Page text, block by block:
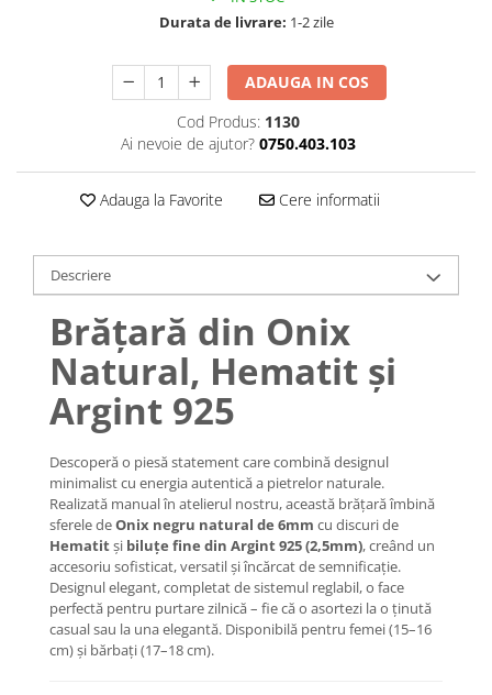
Lănțișoare cu Semilună
Lănțișoare cu Zodii
Lănțișoare cu Animale
Lănțișoare cu Molecule
Lănțișoare cu Pietre Naturale
Lănțișoare Argint Diverse
COLIERE CU PERLE
Coliere cu Perle Preciosa
COLIERE ȘNUR REGLABIL
Coliere cu Inimioare
Coliere cu Cruce
Coliere cu Stea
Coliere cu Soare
Coliere cu Zodii
Coliere cu Flori
Coliere cu Animale
Coliere cu Molecule
Coliere Diverse
BRĂȚĂRI
BRĂȚĂRI CU ȘNUR REGLABIL
Durata de livrare: 1-2 zile
ADAUGA IN COS
Cod Produs: 1130
Ai nevoie de ajutor? 0750.403.103
Adauga la Favorite Cere informatii
Descriere
Brățară din Onix
Natural, Hematit și
Argint 925
Descoperă o piesă statement care combină designul
minimalist cu energia autentică a pietrelor naturale.
Realizată manual în atelierul nostru, această brățară îmbină
sferele deOnix negru natural de 6mm cu discuri de
Hematitși biluțe fine din Argint 925 (2,5mm), creând un
accesoriu sofisticat, versatil și încărcat de semnificație.
Designul elegant, completat de sistemul reglabil, o face
perfectă pentru purtare zilnică – fie că o asortezi la o ținută
casual sau la una elegantă. Disponibilă pentru femei (15–16
cm) și bărbați (17–18 cm).